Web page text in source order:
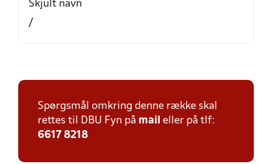
Skjult navn
/
Spørgsmål omkring denne række skal
rettes til DBU Fyn på mail eller på tlf:
6617 8218